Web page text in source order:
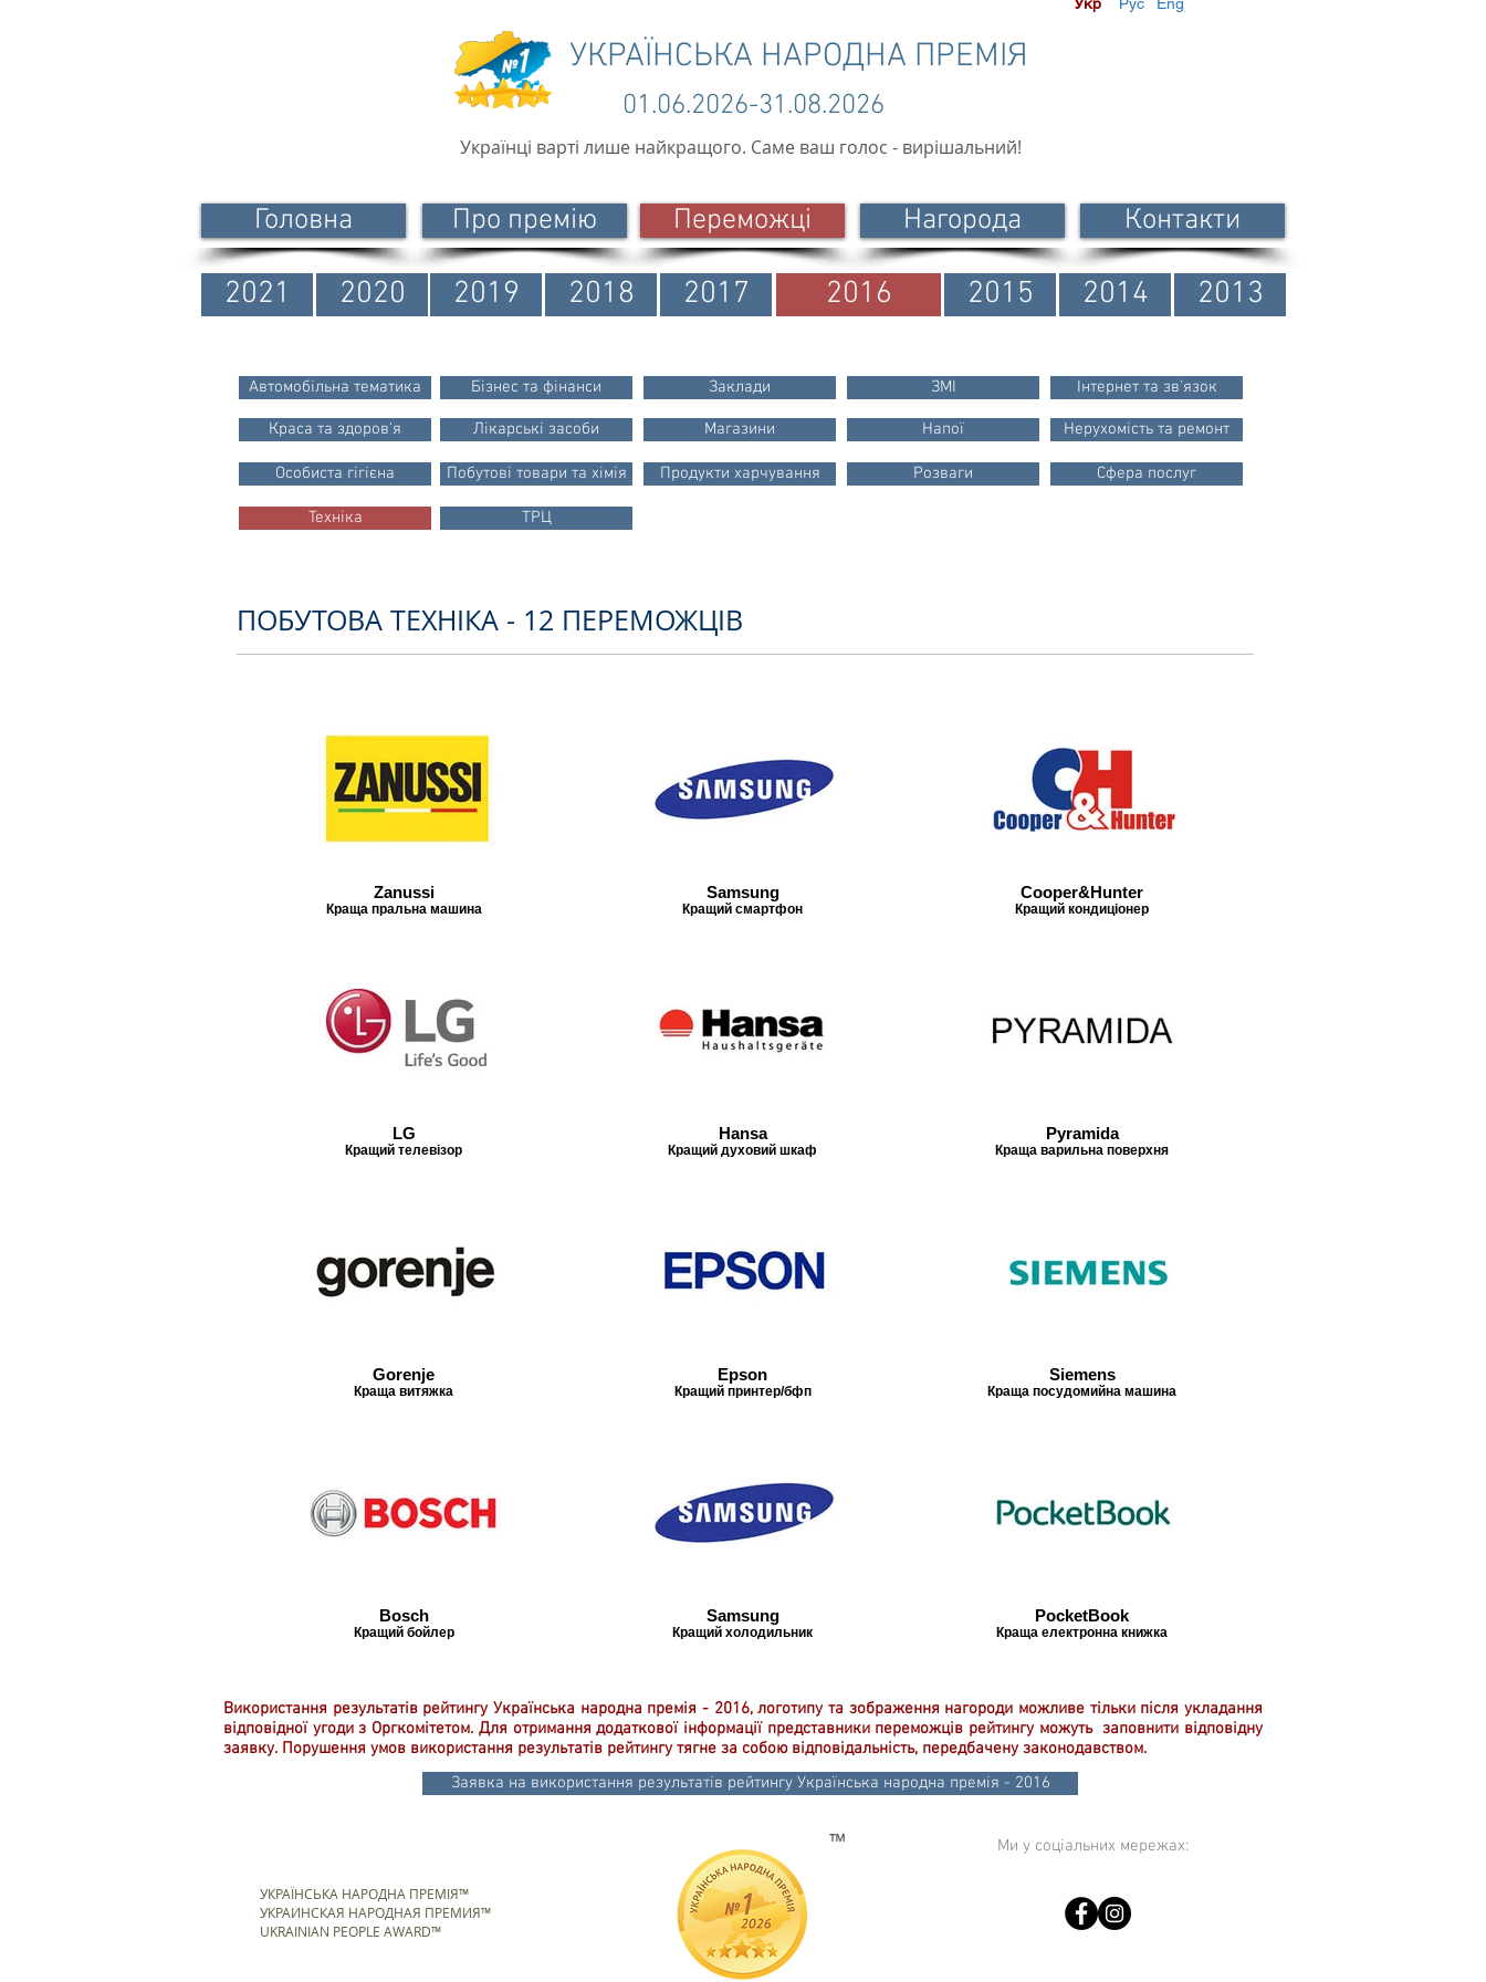
УКРАЇНСЬКА НАРОДНА ПРЕМІЯ
01.06.2026-31.08.2026
Українці варті лише найкращого. Саме ваш голос - вирішальний!
Головна Про премію Переможці Нагорода Контакти
2021 2020 2019 2018 2017 2016 2015 2014 2013
Автомобільна тематика Бізнес та фінанси Заклади ЗМІ Інтернет та зв'язок
Краса та здоров'я Лікарські засоби Магазини Напої Нерухомість та ремонт
Особиста гігієна Побутові товари та хімія Продукти харчування Розваги Сфера послуг
Техніка ТРЦ
ПОБУТОВА ТЕХНІКА - 12 ПЕРЕМОЖЦІВ
Zanussi
Краща пральна машина
Samsung
Кращий смартфон
Cooper&Hunter
Кращий кондиціонер
LG
Кращий телевізор
Hansa
Кращий духовий шкаф
Pyramida
Краща варильна поверхня
Gorenje
Краща витяжка
Epson
Кращий принтер/бфп
Siemens
Краща посудомийна машина
Bosch
Кращий бойлер
Samsung
Кращий холодильник
PocketBook
Краща електронна книжка
Використання результатів рейтингу Українська народна премія - 2016, логотипу та зображення нагороди можливе тільки після укладання
відповідної угоди з Оргкомітетом. Для отримання додаткової інформації представники переможців рейтингу можуть заповнити відповідну
заявку. Порушення умов використання результатів рейтингу тягне за собою відповідальність, передбачену законодавством.
Заявка на використання результатів рейтингу Українська народна премія - 2016
УКРАЇНСЬКА НАРОДНА ПРЕМІЯ™
УКРАИНСКАЯ НАРОДНАЯ ПРЕМИЯ™
UKRAINIAN PEOPLE AWARD™
™ Ми у соціальних мережах: